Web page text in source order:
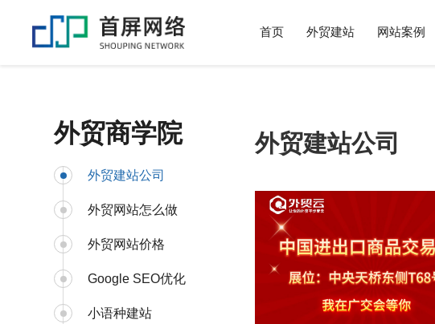
首页 外贸建站 网站案例
外贸商学院
外贸建站公司
外贸网站怎么做
外贸网站价格
Google SEO优化
小语种建站
外贸建站公司